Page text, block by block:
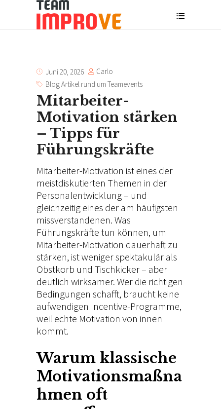
Juni 20, 2026
Carlo
Blog Artikel rund um Teamevents
Mitarbeiter-
Motivation stärken
– Tipps für
Führungskräfte
M
i
t
a
r
b
e
i
t
e
r
-
M
o
t
Mitarbeiter-Motivation ist eines der
meistdiskutierten Themen in der
Personalentwicklung – und
gleichzeitig eines der am häufigsten
missverstandenen. Was
Führungskräfte tun können, um
Mitarbeiter-Motivation dauerhaft zu
stärken, ist weniger spektakulär als
Obstkorb und Tischkicker – aber
deutlich wirksamer. Wer die richtigen
Bedingungen schafft, braucht keine
aufwendigen Incentive-Programme,
weil echte Motivation von innen
kommt.
Warum klassische
Motivationsmaßna
hmen oft